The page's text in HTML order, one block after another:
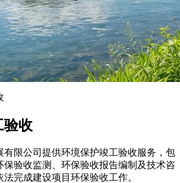
验收
有限公司提供环境保护竣工验收服务，包
保验收监测、环保验收报告编制及技术咨
完成建设项目环保验收工作。